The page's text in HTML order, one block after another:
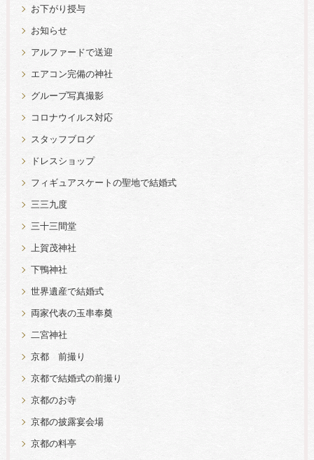
お下がり授与
お知らせ
アルファードで送迎
エアコン完備の神社
グループ写真撮影
コロナウイルス対応
スタッフブログ
ドレスショップ
フィギュアスケートの聖地で結婚式
三三九度
三十三間堂
上賀茂神社
下鴨神社
世界遺産で結婚式
両家代表の玉串奉奠
二宮神社
京都 前撮り
京都で結婚式の前撮り
京都のお寺
京都の披露宴会場
京都の料亭